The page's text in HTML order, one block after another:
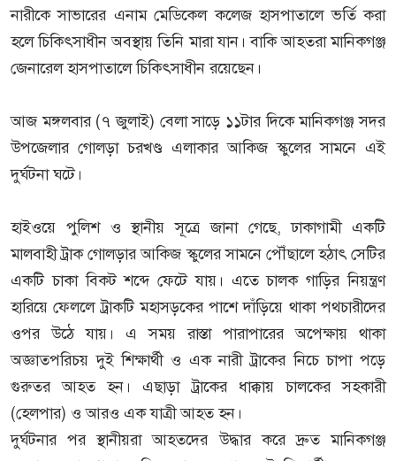
নারীকে সাভারের এনাম মেডিকেল কলেজ হাসপাতালে ভর্তি করা
হলে চিকিৎসাধীন অবস্থায় তিনি মারা যান। বাকি আহতরা মানিকগঞ্জ
জেনারেল হাসপাতালে চিকিৎসাধীন রয়েছেন।
আজ মঙ্গলবার (৭ জুলাই) বেলা সাড়ে ১১টার দিকে মানিকগঞ্জ সদর
উপজেলার গোলড়া চরখণ্ড এলাকার আকিজ স্কুলের সামনে এই
দুর্ঘটনা ঘটে।
হাইওয়ে পুলিশ ও স্থানীয় সূত্রে জানা গেছে, ঢাকাগামী একটি
মালবাহী ট্রাক গোলড়ার আকিজ স্কুলের সামনে পৌঁছালে হঠাৎ সেটির
একটি চাকা বিকট শব্দে ফেটে যায়। এতে চালক গাড়ির নিয়ন্ত্রণ
হারিয়ে ফেললে ট্রাকটি মহাসড়কের পাশে দাঁড়িয়ে থাকা পথচারীদের
ওপর উঠে যায়। এ সময় রাস্তা পারাপারের অপেক্ষায় থাকা
অজ্ঞাতপরিচয় দুই শিক্ষার্থী ও এক নারী ট্রাকের নিচে চাপা পড়ে
গুরুতর আহত হন। এছাড়া ট্রাকের ধাক্কায় চালকের সহকারী
(হেলপার) ও আরও এক যাত্রী আহত হন।
দুর্ঘটনার পর স্থানীয়রা আহতদের উদ্ধার করে দ্রুত মানিকগঞ্জ